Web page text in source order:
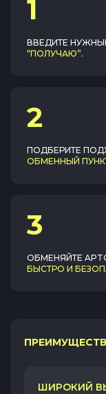
1
ВВЕДИТЕ
“ПОЛУЧАЮ”.
2
ПОДБЕРИТЕ
ОБМЕННЫЙ
3
ОБМЕНЯЙТЕ
БЫСТРО И
ШИРОКИЙ